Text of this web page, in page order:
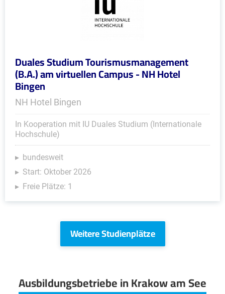
Duales Studium Tourismusmanagement
(B.A.) am virtuellen Campus - NH Hotel
Bingen
NH Hotel Bingen
In Kooperation mit IU Duales Studium (Internationale
Hochschule)
bundesweit
Start: Oktober 2026
Freie Plätze: 1
Weitere Studienplätze
Ausbildungsbetriebe in Krakow am See